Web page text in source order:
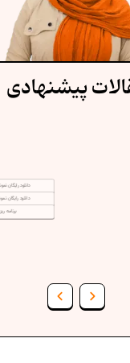
پیشنهادی
حجم اشکال هندسی در
برنامه‌ ریزی درسی هفتم